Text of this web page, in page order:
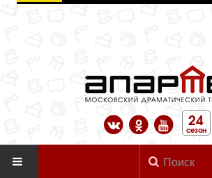
24
сезон